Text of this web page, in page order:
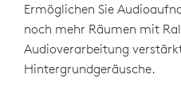
Ermöglichen Sie
noch mehr Räumen mit
Audioverarbeitung
Hintergrundgeräusche.